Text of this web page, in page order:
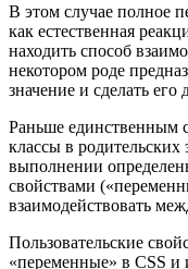
В этом случае полное
как естественная
находить способ
некотором роде
значение и сделать
Раньше единственным
классы в родительских
выполнении
свойствами
взаимодействовать
Пользовательские
«переменные» в CSS и